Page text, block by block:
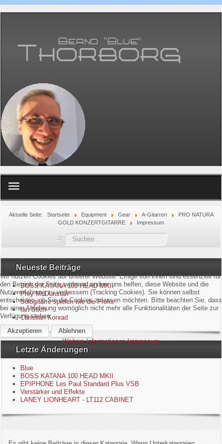
Equipment
GuitarBlog
Kontakt
Impressum
Datenschutzerklärung
Links
Gästebuch
Aktuelle Seite: Startseite Equipment Gear A-Gitarren
PRO NATURA
GOLD KONZERTGITARRE
Impressum
Suchen
...
Neueste Beiträge
BOSS KATANA 100 HEAD MKII
Phry McDunstan
Sologitarre spielen wie die Profis
Ian Stich
Christian Konrad
Letzte Änderungen
Blue
BOSS KATANA 100 HEAD MKII
EPIPHONE Les Paul Standard Plus VSB
Verstärker und Effekte
LANEY LIONHEART - LT112 CABINET
Wir nutzen Cookies auf unserer Website. Einige von ihnen sind essenziell für
den Betrieb der Seite, während andere uns helfen, diese Website und die
Nutzererfahrung zu verbessern (Tracking Cookies). Sie können selbst
entscheiden, ob Sie die Cookies zulassen möchten. Bitte beachten Sie, dass
bei einer Ablehnung womöglich nicht mehr alle Funktionalitäten der Seite zur
Verfügung stehen.
Akzeptieren
Ablehnen
Weitere Informationen Impressum